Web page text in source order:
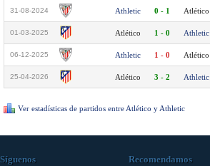
31-08-2024 Athletic 0 - 1 Atlético
01-03-2025 Atlético 1 - 0 Athletic
06-12-2025 Athletic 1 - 0 Atlético
25-04-2026 Atlético 3 - 2 Athletic
Ver estadísticas de partidos entre Atlético y Athletic
Síguenos Recomendamos